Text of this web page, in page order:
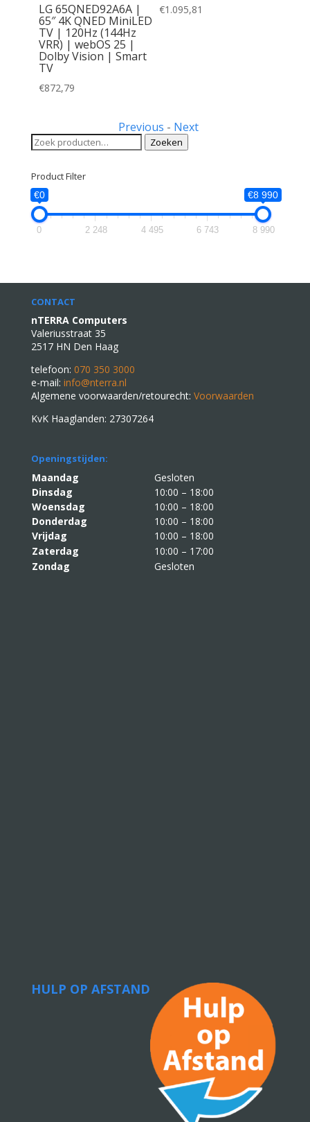
LG 65QNED92A6A |
65″ 4K QNED MiniLED
TV | 120Hz (144Hz
VRR) | webOS 25 |
Dolby Vision | Smart
TV
€872,79
€1.095,81
Previous - Next
Zoeken
naar:
Zoeken
Product Filter
€0 €8 990
0 2 248 4 495 6 743 8 990
CONTACT
nTERRA Computers
Valeriusstraat 35
2517 HN Den Haag
telefoon: 070 350 3000
e-mail: info@nterra.nl
Algemene voorwaarden/retourecht: Voorwaarden
KvK Haaglanden: 27307264
Openingstijden:
Maandag
Gesloten
Dinsdag
10:00 – 18:00
Woensdag
10:00 – 18:00
Donderdag
10:00 – 18:00
Vrijdag
10:00 – 18:00
Zaterdag
10:00 – 17:00
Zondag
Gesloten
HULP OP AFSTAND